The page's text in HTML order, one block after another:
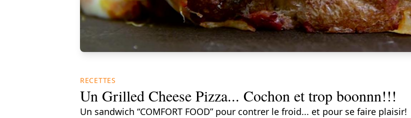
RECETTES
Un Grilled Cheese Pizza... Cochon et trop boonnn!!!
Un sandwich “COMFORT FOOD” pour contrer le froid... et pour se faire plaisir!